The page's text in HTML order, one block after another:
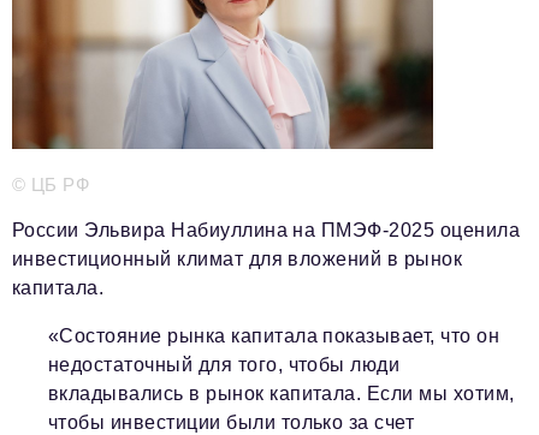
info@business-magazine.online
Отдел рекламы
reklama@business-magazine.online
Отдел распространения/редакционная подписка
podpiska@business-magazine.online
Отдел по работе с партнерами
© ЦБ РФ
России Эльвира Набиуллина на ПМЭФ-2025 оценила
инвестиционный климат для вложений в рынок
капитала.
«Состояние рынка капитала показывает, что он
недостаточный для того, чтобы люди
вкладывались в рынок капитала. Если мы хотим,
чтобы инвестиции были только за счет